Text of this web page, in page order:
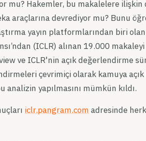
mu? Hakemler, bu makalelere
araçlarına devrediyor mu? Bunu
yayın platformlarından biri
(ICLR) alınan 19.000
ve ICLR'nin açık değerlendirme
çevrimiçi olarak kamuya
analizin yapılmasını mümkün kıldı.
iclr.pangram.com adresinde